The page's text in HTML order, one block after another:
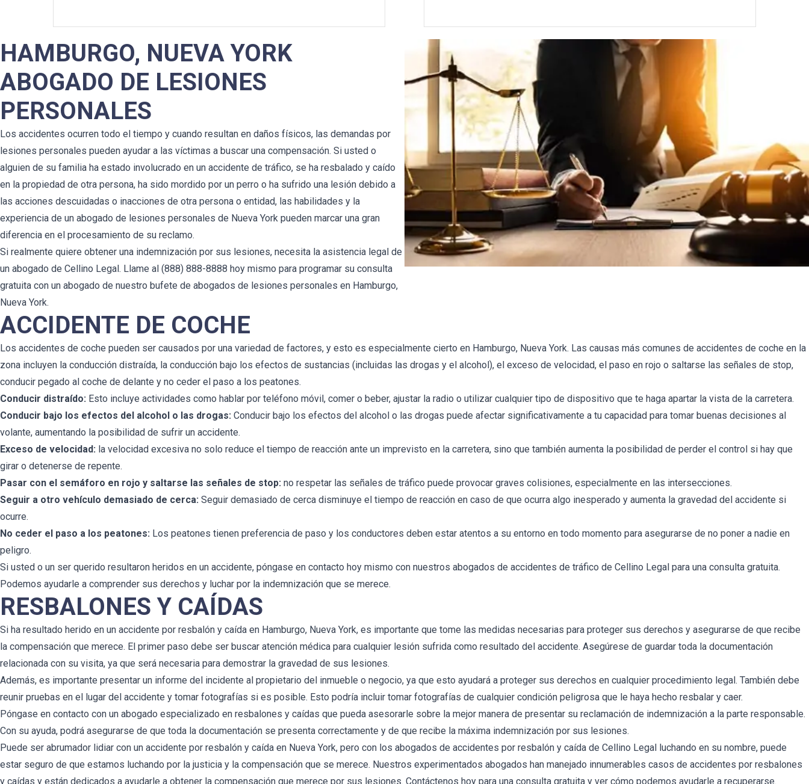
HAMBURGO, NUEVA YORK
ABOGADO DE LESIONES
PERSONALES
Los accidentes ocurren todo el tiempo y cuando resultan en daños físicos, las demandas por
lesiones personales pueden ayudar a las víctimas a buscar una compensación. Si usted o
alguien de su familia ha estado involucrado en un accidente de tráfico, se ha resbalado y caído
en la propiedad de otra persona, ha sido mordido por un perro o ha sufrido una lesión debido a
las acciones descuidadas o inacciones de otra persona o entidad, las habilidades y la
experiencia de un abogado de lesiones personales de Nueva York pueden marcar una gran
diferencia en el procesamiento de su reclamo.
Si realmente quiere obtener una indemnización por sus lesiones, necesita la asistencia legal de
un abogado de Cellino Legal. Llame al (888) 888-8888 hoy mismo para programar su consulta
gratuita con un abogado de nuestro bufete de abogados de lesiones personales en Hamburgo,
Nueva York.
ACCIDENTE DE COCHE
Los accidentes de coche pueden ser causados por una variedad de factores, y esto es especialmente cierto en Hamburgo, Nueva York. Las causas más comunes de accidentes de coche en la
zona incluyen la conducción distraída, la conducción bajo los efectos de sustancias (incluidas las drogas y el alcohol), el exceso de velocidad, el paso en rojo o saltarse las señales de stop,
conducir pegado al coche de delante y no ceder el paso a los peatones.
Conducir distraído: Esto incluye actividades como hablar por teléfono móvil, comer o beber, ajustar la radio o utilizar cualquier tipo de dispositivo que te haga apartar la vista de la carretera.
Conducir bajo los efectos del alcohol o las drogas: Conducir bajo los efectos del alcohol o las drogas puede afectar significativamente a tu capacidad para tomar buenas decisiones al
volante, aumentando la posibilidad de sufrir un accidente.
Exceso de velocidad: la velocidad excesiva no solo reduce el tiempo de reacción ante un imprevisto en la carretera, sino que también aumenta la posibilidad de perder el control si hay que
girar o detenerse de repente.
Pasar con el semáforo en rojo y saltarse las señales de stop: no respetar las señales de tráfico puede provocar graves colisiones, especialmente en las intersecciones.
Seguir a otro vehículo demasiado de cerca: Seguir demasiado de cerca disminuye el tiempo de reacción en caso de que ocurra algo inesperado y aumenta la gravedad del accidente si
ocurre.
No ceder el paso a los peatones: Los peatones tienen preferencia de paso y los conductores deben estar atentos a su entorno en todo momento para asegurarse de no poner a nadie en
peligro.
Si usted o un ser querido resultaron heridos en un accidente, póngase en contacto hoy mismo con nuestros abogados de accidentes de tráfico de Cellino Legal para una consulta gratuita.
Podemos ayudarle a comprender sus derechos y luchar por la indemnización que se merece.
RESBALONES Y CAÍDAS
Si ha resultado herido en un accidente por resbalón y caída en Hamburgo, Nueva York, es importante que tome las medidas necesarias para proteger sus derechos y asegurarse de que recibe
la compensación que merece. El primer paso debe ser buscar atención médica para cualquier lesión sufrida como resultado del accidente. Asegúrese de guardar toda la documentación
relacionada con su visita, ya que será necesaria para demostrar la gravedad de sus lesiones.
Además, es importante presentar un informe del incidente al propietario del inmueble o negocio, ya que esto ayudará a proteger sus derechos en cualquier procedimiento legal. También debe
reunir pruebas en el lugar del accidente y tomar fotografías si es posible. Esto podría incluir tomar fotografías de cualquier condición peligrosa que le haya hecho resbalar y caer.
Póngase en contacto con un abogado especializado en resbalones y caídas que pueda asesorarle sobre la mejor manera de presentar su reclamación de indemnización a la parte responsable.
Con su ayuda, podrá asegurarse de que toda la documentación se presenta correctamente y de que recibe la máxima indemnización por sus lesiones.
Puede ser abrumador lidiar con un accidente por resbalón y caída en Nueva York, pero con los abogados de accidentes por resbalón y caída de Cellino Legal luchando en su nombre, puede
estar seguro de que estamos luchando por la justicia y la compensación que se merece. Nuestros experimentados abogados han manejado innumerables casos de accidentes por resbalones
y caídas y están dedicados a ayudarle a obtener la compensación que merece por sus lesiones. Contáctenos hoy para una consulta gratuita y ver cómo podemos ayudarle a recuperarse.